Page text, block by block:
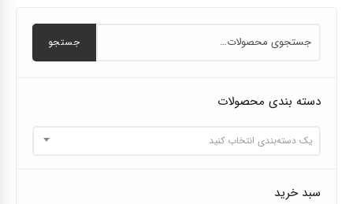
جستجو
دسته بندی محصولات
یک دسته‌بندی انتخاب کنید
سبد خرید